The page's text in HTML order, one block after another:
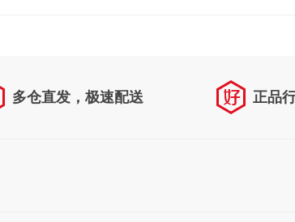
多仓直发，极速配送 正品